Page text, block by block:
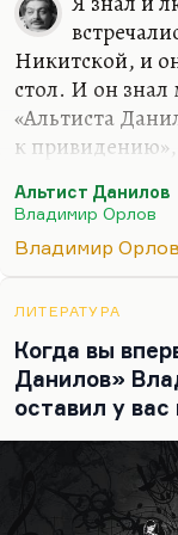
Никитской, и
стол. И он
«Альтиста
к
Вообще с
московскими
убедительно, и
породы
Булгакова,
А что он хотел
По-моему,
любви
сожалению,…
Альтист Данилов
Владимир Орлов
Владимир Орлов
ЛИТЕРАТУРА
Когда вы
Данилов»
оставил у